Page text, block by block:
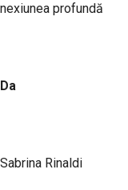
profundă
Rinaldi